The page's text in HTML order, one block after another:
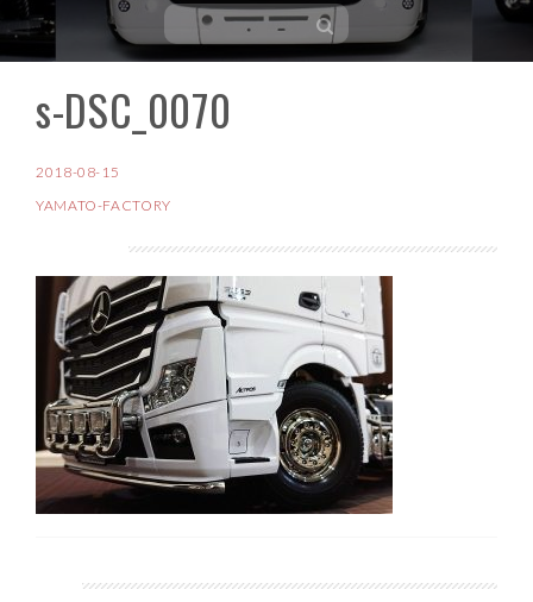
s-DSC_0070
2018-08-15
YAMATO-FACTORY